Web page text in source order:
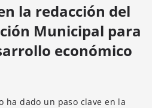
la redacción del
Municipal para
económico
ha dado un paso clave en la